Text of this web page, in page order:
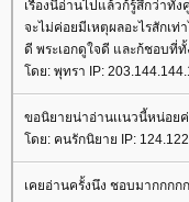
เรื่องนี้อ่านไปแล้วก้รู้สึกว่าทั้
จะไม่ค่อยมีเหตุผลอะไรสักเ
ดี พระเอกดูใจดี และก้ชอบที่ทั้
ดย: พุทรา IP:
ขอนิยายน่าอ่านเเนวนี้หน่อย
ดย: คนรักนิยาย IP:
เคยอ่านครั้งนึง ชอบมากกกก